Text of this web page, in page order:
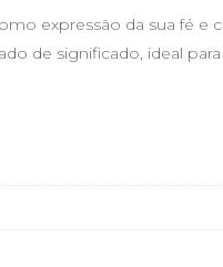
expressão da sua fé
de significado, ideal